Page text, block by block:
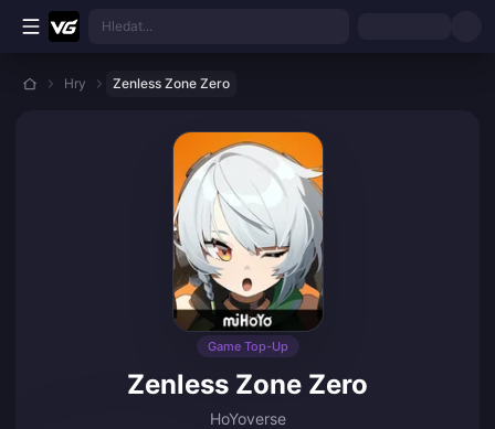
Přejít k hlavnímu obsahu
Hledat...
Hry Zenless Zone Zero
Game Top-Up
Zenless Zone Zero
HoYoverse